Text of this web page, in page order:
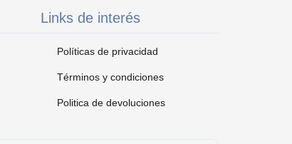
Links de interés
Políticas de privacidad
Términos y condiciones
Politica de devoluciones